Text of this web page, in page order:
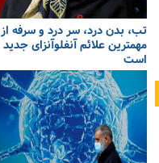
تب، بدن درد، سر درد و سرفه از
مهمترین علائم آنفلوآنزای جدید
است